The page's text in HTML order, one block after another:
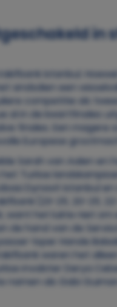
in
Istanbul.
sindsdien een
competitie als
al in de kwartfinales
finales. Een magere
Europese
Sarah van Aalen en
Turkse
Dynavit Istanbul
(23-25, 20-25,
want het lukte niet om
de hand van de
loper Hande
waren het
invalster Derya
als Gabi